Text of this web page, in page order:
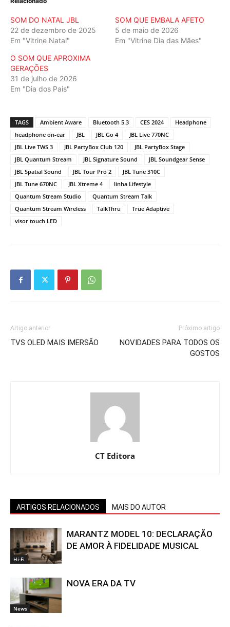
SOM DO NATAL JBL
22 de dezembro de 2025
Em "Vitrine Natal"
SOM QUE EMBALA AFETO
5 de maio de 2026
Em "Vitrine Dia das Mães"
O SOM QUE APROXIMA
GERAÇÕES
31 de julho de 2026
Em "Dia dos Pais"
TAGS Ambient Aware Bluetooth 5.3 CES 2024
Headphone
headphone on-ear
JBL JBL Go 4
JBL Live 770NC
JBL Live TWS 3
JBL PartyBox Club 120
JBL PartyBox Stage
JBL Quantum Stream
JBL Signature Sound
JBL Soundgear Sense
JBL Spatial Sound
JBL Tour Pro 2
JBL Tune 310C
JBL Tune 670NC
JBL Xtreme 4
linha Lifestyle
Quantum Stream Studio
Quantum Stream Talk
Quantum Stream Wireless
TalkThru
True Adaptive
visor touch LED
Artigo anterior
TVS OLED MAIS IMERSÃO
Próximo artigo
NOVIDADES PARA TODOS OS
GOSTOS
CT Editora
ARTIGOS RELACIONADOS MAIS DO AUTOR
Hi-Fi
MARANTZ MODEL 10: DECLARAÇÃO
DE AMOR À FIDELIDADE MUSICAL
News
NOVA ERA DA TV